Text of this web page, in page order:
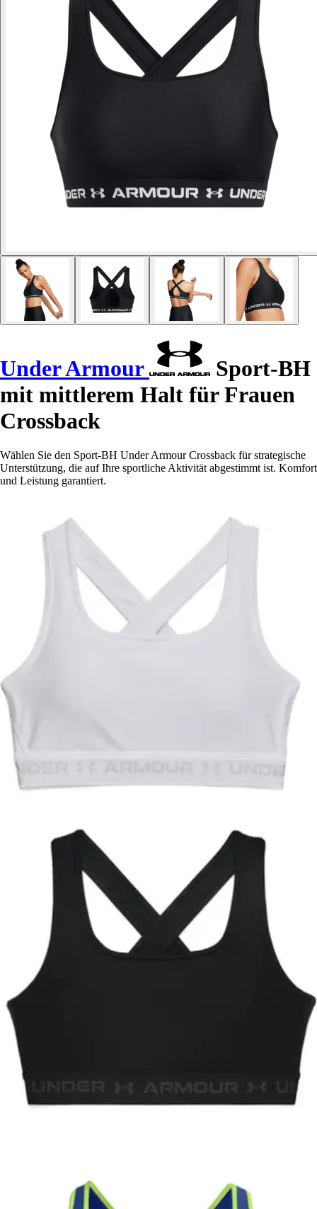
Under Armour
Sport-BH
mit mittlerem Halt für Frauen
Crossback
Wählen Sie den Sport-BH Under Armour Crossback für strategische
Unterstützung, die auf Ihre sportliche Aktivität abgestimmt ist. Komfort
und Leistung garantiert.